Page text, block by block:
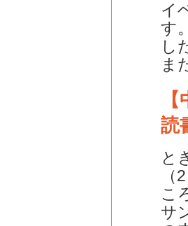
イ
す
し
ま
読
と
こ
サ